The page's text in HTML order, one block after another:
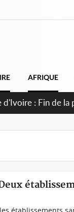
AFRIQUE
d'Ivoire :